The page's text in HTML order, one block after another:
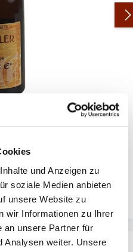
und Anzeigen zu
soziale Medien anbieten
unsere Website zu
wir Informationen zu Ihrer
an unsere Partner für
Analysen weiter. Unsere